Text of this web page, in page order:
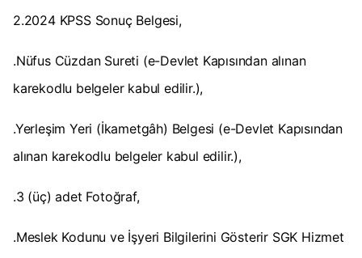
2.2024 KPSS Sonuç Belgesi,
.Nüfus Cüzdan Sureti (e-Devlet Kapısından alınan
karekodlu belgeler kabul edilir.),
.Yerleşim Yeri (İkametgâh) Belgesi (e-Devlet Kapısından
alınan karekodlu belgeler kabul edilir.),
.3 (üç) adet Fotoğraf,
.Meslek Kodunu ve İşyeri Bilgilerini Gösterir SGK Hizmet